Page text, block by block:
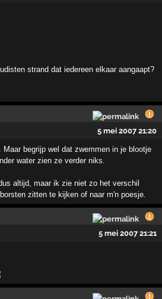
strand dat iedereen elkaar aangaapt?
5 mei 2007 21:20
Maar begrijp wel dat zwemmen in je blootje
water zien ze verder niks.
altijd, maar ik zie niet zo het verschil
zitten te kijken of naar m'n poesje.
5 mei 2007 21:21